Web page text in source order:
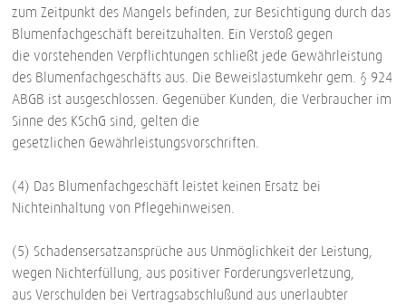
zum Zeitpunkt des Mangels befinden, zur Besichtigung durch das
Blumenfachgeschäft bereitzuhalten. Ein Verstoß gegen
die vorstehenden Verpflichtungen schließt jede Gewährleistung
des Blumenfachgeschäfts aus. Die Beweislastumkehr gem. § 924
ABGB ist ausgeschlossen. Gegenüber Kunden, die Verbraucher im
Sinne des KSchG sind, gelten die
gesetzlichen Gewährleistungsvorschriften.
(4) Das Blumenfachgeschäft leistet keinen Ersatz bei
Nichteinhaltung von Pflegehinweisen.
(5) Schadensersatzansprüche aus Unmöglichkeit der Leistung,
wegen Nichterfüllung, aus positiver Forderungsverletzung,
aus Verschulden bei Vertragsabschlußund aus unerlaubter